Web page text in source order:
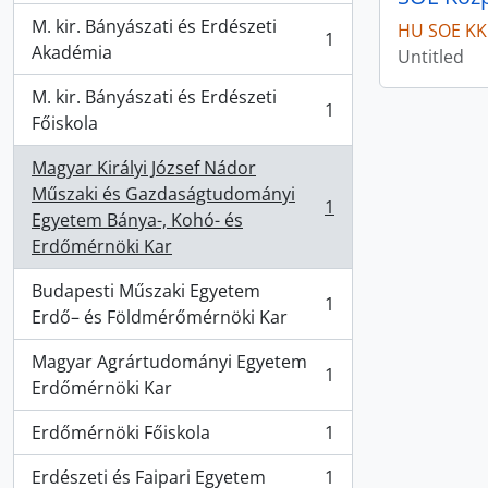
M. kir. Bányászati és Erdészeti
Akadémia
, 1 results 1
M. kir. Bányászati és Erdészeti
Főiskola
, 1 results 1
Magyar Királyi József Nádor
Műszaki és Gazdaságtudományi
Egyetem Bánya-, Kohó- és
Erdőmérnöki Kar
, 1 results 1
Budapesti Műszaki Egyetem
Erdő– és Földmérőmérnöki Kar
, 1 results 1
Magyar Agrártudományi Egyetem
Erdőmérnöki Kar
, 1 results 1
Erdőmérnöki Főiskola
, 1 results
1
Erdészeti és Faipari Egyetem
1
HU SOE
Untitled